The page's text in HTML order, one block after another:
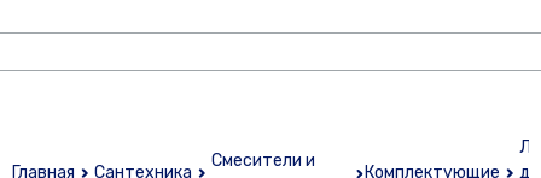
Главная Сантехника
Смесители и
Комплектующие